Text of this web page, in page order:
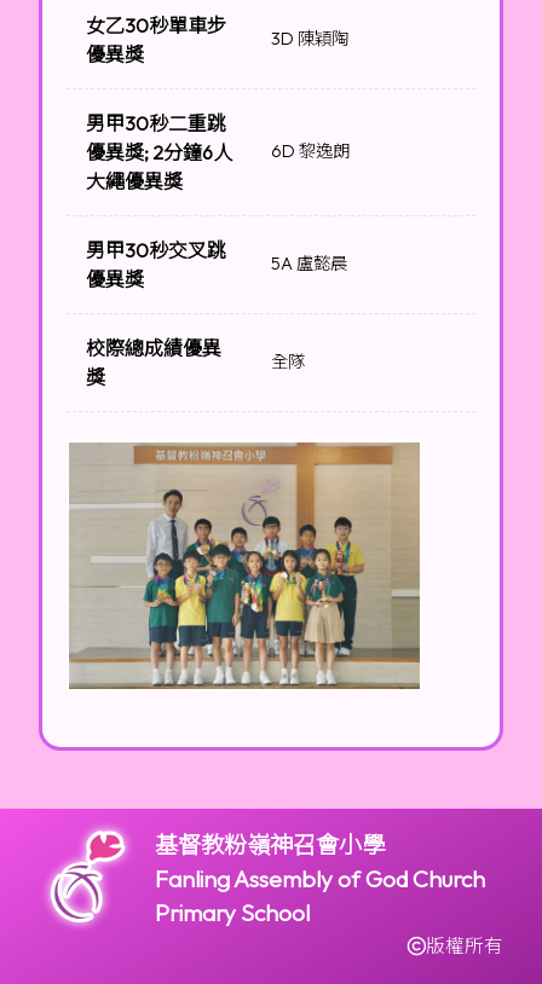
女乙30秒單車步
優異獎
3D 陳穎陶
男甲30秒二重跳
優異獎; 2分鐘6人
大繩優異獎
6D 黎逸朗
男甲30秒交叉跳
優異獎
5A 盧懿晨
校際總成績優異
獎
全隊
基督教粉嶺神召會小學
Fanling Assembly of God Church
Primary School
版權所有